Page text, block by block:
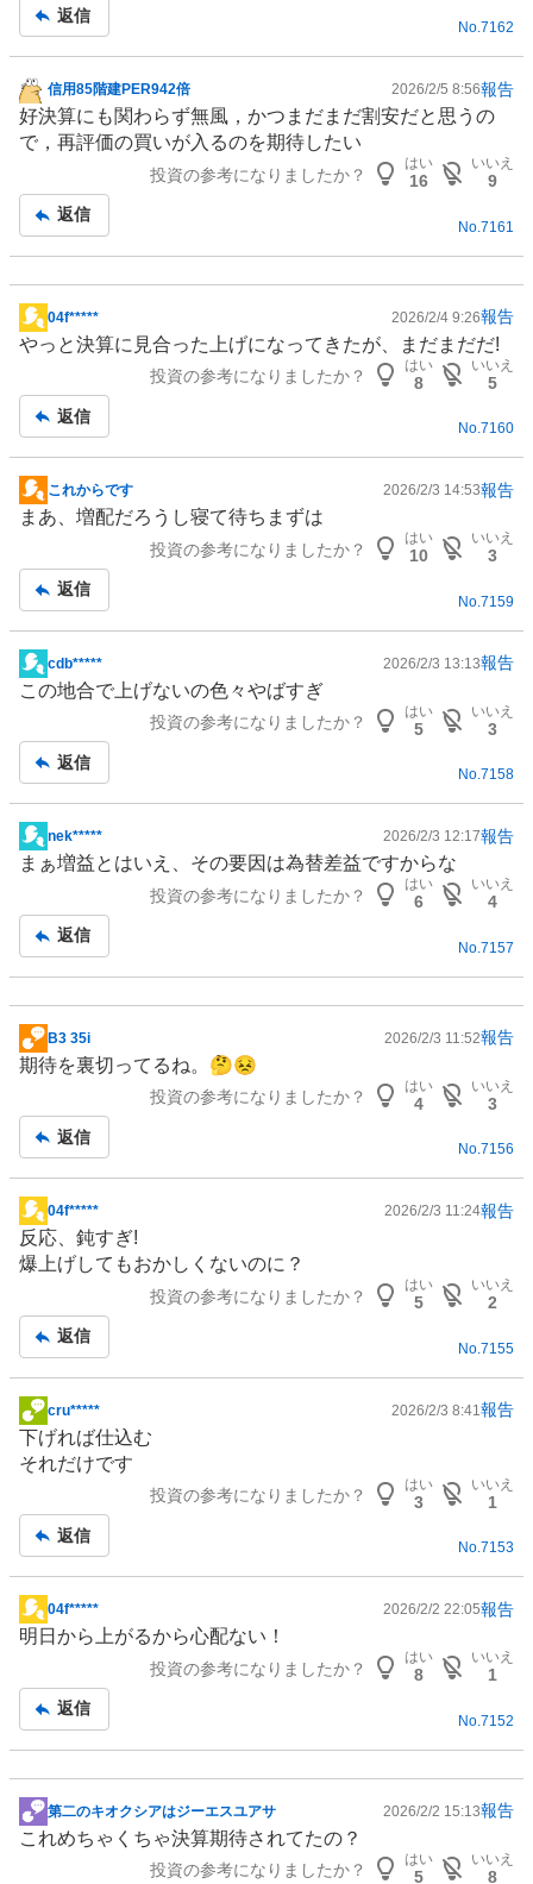
返信
No.7162
掲
示
板
信用85階建PER942倍 2026/2/5 8:56報告
好決算にも関わらず無風，かつまだまだ割安だと思うの
で，再評価の買いが入るのを期待したい
投資の参考になりましたか？
はい
16
いいえ
9
返信
No. 7161
掲
示
事
04f***** 2026/2/4 9:26報告
やっと決算に見合った上げになってきたが、まだまだだ!
投資の参考になりましたか？
はい
8
いいえ
5
返信
No.7160
掲
示
事
これからです 2026/2/3 14:53報告
まあ、増配だろうし寝て待ちまずは
投資の参考になりましたか？
はい
10
いいえ
3
返信
No. 7159
掲
示
事
cdb***** 2026/2/3 13:13報告
この地合で上げないの色々やばすぎ
投資の参考になりましたか？
はい
5
いいえ
3
返信
No.7158
掲
示
事
nek***** 2026/2/3 12:17報告
まぁ増益とはいえ、その要因は為替差益ですからな
投資の参考になりましたか？
はい
6
いいえ
4
返信
No. 7157
掲
示
事
B3 35i 2026/2/3 11:52報告
期待を裏切ってるね。🤔😣
投資の参考になりましたか？
はい
4
いいえ
3
返信
No.7156
掲
示
板
04f***** 2026/2/3 11:24報告
反応、鈍すぎ!
爆上げしてもおかしくないのに？
投資の参考になりましたか？
はい
5
いいえ
2
返信
No. 7155
掲
示
板
cru***** 2026/2/3 8:41 報告
下げれば仕込む
それだけです
投資の参考になりましたか？
はい
3
いいえ
1
返信
No.7153
掲
示
事
04f***** 2026/2/2 22:05報告
明日から上がるから心配ない！
投資の参考になりましたか？
はい
8
いいえ
1
返信
No. 7152
掲
示
第二のキオクシアはジーエスユアサ 2026/2/2 15:13報告
これめちゃくちゃ決算期待されてたの？
投資の参考になりましたか？
はい
5
いいえ
8